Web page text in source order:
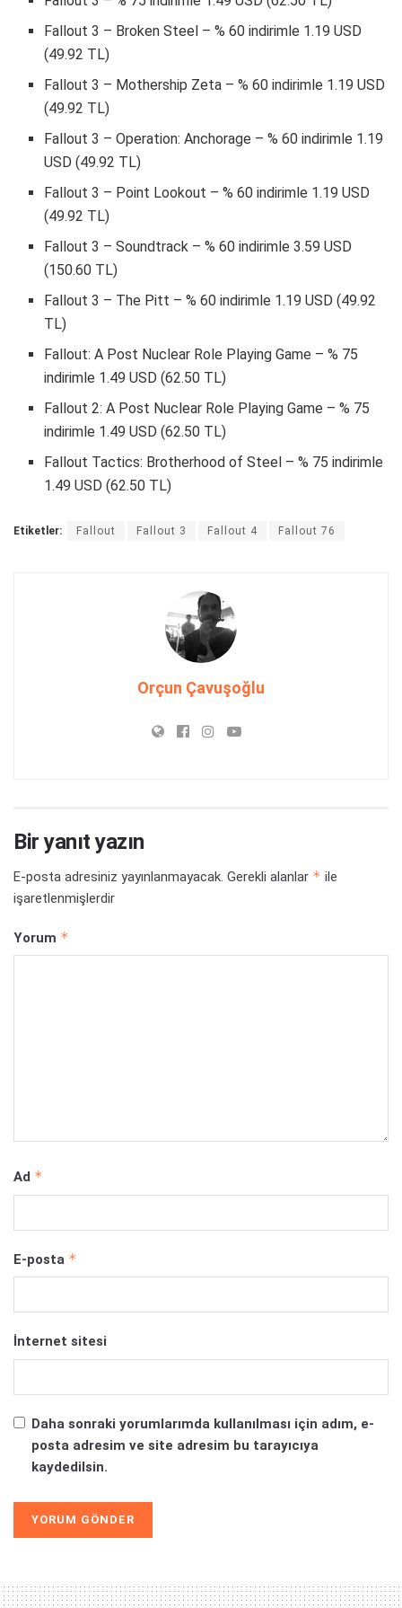
Fallout 3 – Broken Steel – % 60 indirimle 1.19 USD
(49.92 TL)
Fallout 3 – Mothership Zeta – % 60 indirimle 1.19 USD
(49.92 TL)
Fallout 3 – Operation: Anchorage – % 60 indirimle 1.19
USD (49.92 TL)
Fallout 3 – Point Lookout – % 60 indirimle 1.19 USD
(49.92 TL)
Fallout 3 – Soundtrack – % 60 indirimle 3.59 USD
(150.60 TL)
Fallout 3 – The Pitt – % 60 indirimle 1.19 USD (49.92
TL)
Fallout: A Post Nuclear Role Playing Game – % 75
indirimle 1.49 USD (62.50 TL)
Fallout 2: A Post Nuclear Role Playing Game – % 75
indirimle 1.49 USD (62.50 TL)
Fallout Tactics: Brotherhood of Steel – % 75 indirimle
1.49 USD (62.50 TL)
Etiketler: Fallout Fallout 3 Fallout 4 Fallout 76
Orçun Çavuşoğlu
Bir yanıt yazın
E-posta adresiniz yayınlanmayacak. Gerekli alanlar * ile
işaretlenmişlerdir
Yorum *
Ad *
E-posta *
İnternet sitesi
Daha sonraki yorumlarımda kullanılması için adım, e-
posta adresim ve site adresim bu tarayıcıya
kaydedilsin.